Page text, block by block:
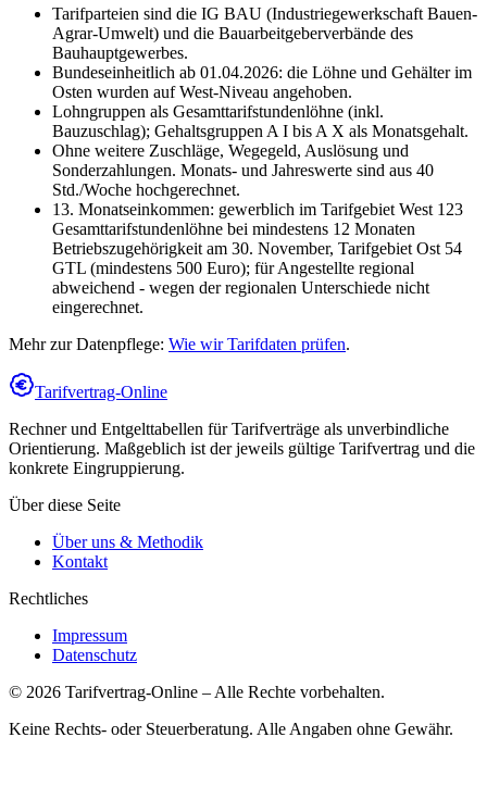
Tarifparteien sind die IG BAU (Industriegewerkschaft Bauen-
Agrar-Umwelt) und die Bauarbeitgeberverbände des
Bauhauptgewerbes.
Bundeseinheitlich ab 01.04.2026: die Löhne und Gehälter im
Osten wurden auf West-Niveau angehoben.
Lohngruppen als Gesamttarifstundenlöhne (inkl.
Bauzuschlag); Gehaltsgruppen A I bis A X als Monatsgehalt.
Ohne weitere Zuschläge, Wegegeld, Auslösung und
Sonderzahlungen. Monats- und Jahreswerte sind aus 40
Std./Woche hochgerechnet.
13. Monatseinkommen: gewerblich im Tarifgebiet West 123
Gesamttarifstundenlöhne bei mindestens 12 Monaten
Betriebszugehörigkeit am 30. November, Tarifgebiet Ost 54
GTL (mindestens 500 Euro); für Angestellte regional
abweichend - wegen der regionalen Unterschiede nicht
eingerechnet.
Mehr zur Datenpflege: Wie wir Tarifdaten prüfen.
Tarifvertrag-Online
Rechner und Entgelttabellen für Tarifverträge als unverbindliche
Orientierung. Maßgeblich ist der jeweils gültige Tarifvertrag und die
konkrete Eingruppierung.
Über diese Seite
Über uns & Methodik
Kontakt
Rechtliches
Impressum
Datenschutz
© 2026 Tarifvertrag-Online – Alle Rechte vorbehalten.
Keine Rechts- oder Steuerberatung. Alle Angaben ohne Gewähr.